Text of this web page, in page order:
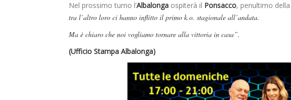
Nel prossimo turno l’Albalonga ospiterà il Ponsacco, penultimo della
tra l’altro loro ci hanno inflitto il primo k.o. stagionale all’andata.
Ma è chiaro che noi vogliamo tornare alla vittoria in casa”.
(Ufficio Stampa Albalonga)